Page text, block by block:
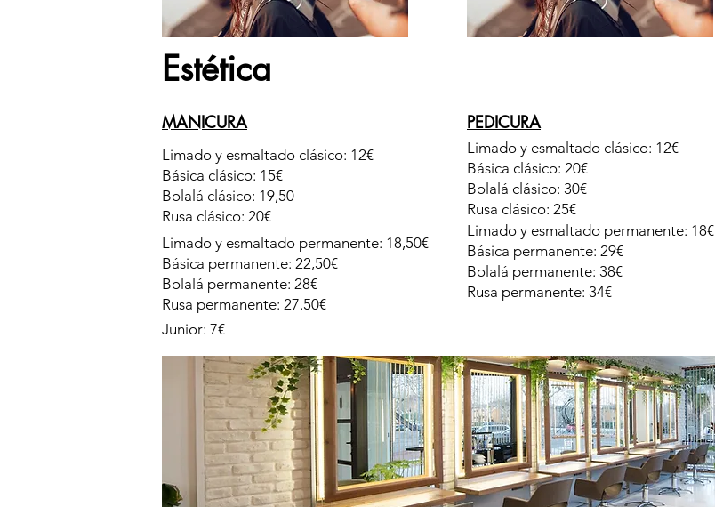
Estética
Junior: 7€
MANICURA PEDICURA
Limado y esmaltado clásico: 12€
Básica clásico: 15€
Bolalá clásico: 19,50
Rusa clásico: 20€
Limado y esmaltado permanente: 18,50€
Básica permanente: 22,50€
Bolalá permanente: 28€
Rusa permanente: 27.50€
Limado y esmaltado clásico: 12€
Básica clásico: 20€
Bolalá clásico: 30€
Rusa clásico: 25€
Limado y esmaltado permanente: 18€
Básica permanente: 29€
Bolalá permanente: 38€
Rusa permanente: 34€